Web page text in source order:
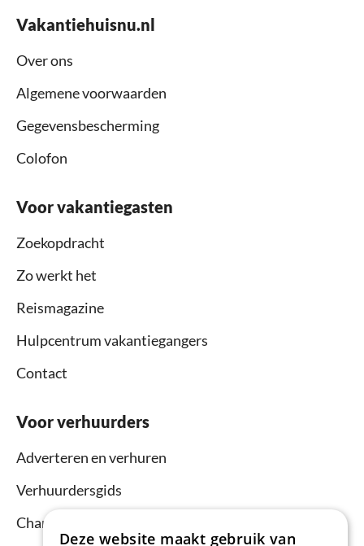
Vakantiehuisnu.nl
Over ons
Algemene voorwaarden
Gegevensbescherming
Colofon
Voor vakantiegasten
Zoekopdracht
Zo werkt het
Reismagazine
Hulpcentrum vakantiegangers
Contact
Voor verhuurders
Adverteren en verhuren
Verhuurdersgids
Channel Manager
Deze website maakt gebruik van